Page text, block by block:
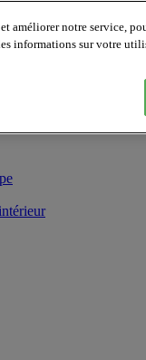
améliorer notre service,
informations sur votre